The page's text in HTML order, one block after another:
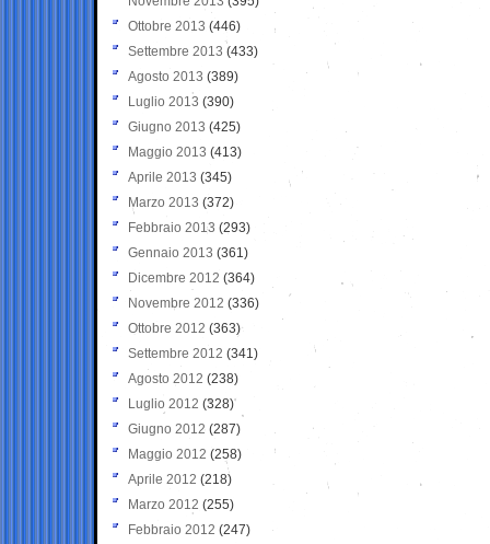
Ottobre 2013 (446)
Settembre 2013 (433)
Agosto 2013 (389)
Luglio 2013 (390)
Giugno 2013 (425)
Maggio 2013 (413)
Aprile 2013 (345)
Marzo 2013 (372)
Febbraio 2013 (293)
Gennaio 2013 (361)
Dicembre 2012 (364)
Novembre 2012 (336)
Ottobre 2012 (363)
Settembre 2012 (341)
Agosto 2012 (238)
Luglio 2012 (328)
Giugno 2012 (287)
Maggio 2012 (258)
Aprile 2012 (218)
Marzo 2012 (255)
Febbraio 2012 (247)